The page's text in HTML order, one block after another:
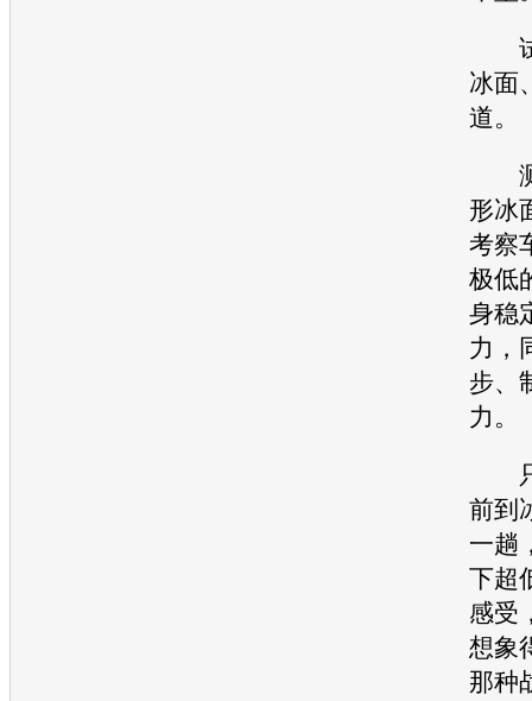
试
冰面
道。
测
形冰
考察
极低
身稳
力，
步、
力。
只
前到
一趟
下超
感受
想象
那种